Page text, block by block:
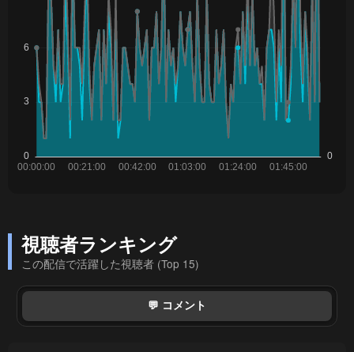
視聴者ランキング
この配信で活躍した視聴者 (Top 15)
💬 コメント